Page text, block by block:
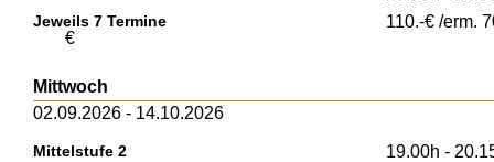
Jeweils 7 Termine
110.-€ /erm.
€
Mittwoch
02.09.2026 - 14.10.2026
Mittelstufe 2 19.00h -